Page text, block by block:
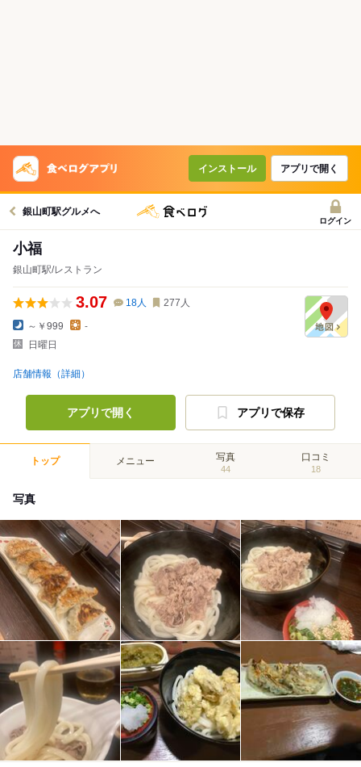
インストール アプリで開く
銀山町駅グルメへ
ログイン
小福
銀山町駅/レストラン
3.07 18人 277 人
～￥999
-
日曜日
店舗情報（詳細）
アプリで開く アプリで保存
トップ メニュー 写真
44
口コミ
18
写真